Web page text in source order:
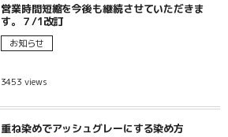
営業時間短縮を今後も継続させていただきま
す。７/1改訂
お知らせ
3453 views
重ね染めでアッシュグレーにする染め方